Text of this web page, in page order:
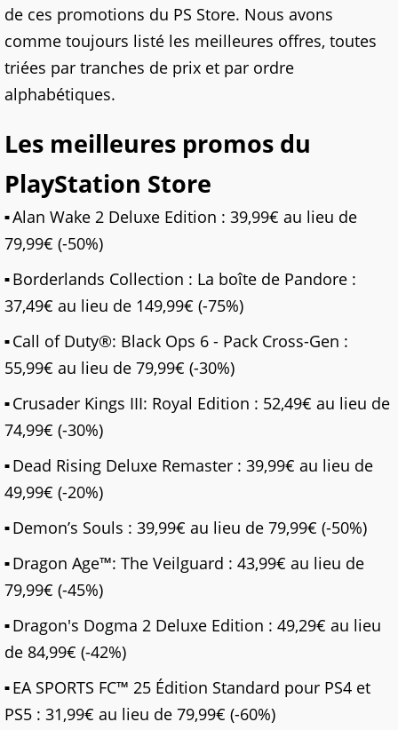
de ces promotions du PS Store. Nous avons
comme toujours listé les meilleures offres, toutes
triées par tranches de prix et par ordre
alphabétiques.
Les meilleures promos du
PlayStation Store
Alan Wake 2 Deluxe Edition : 39,99€ au lieu de
79,99€ (-50%)
Borderlands Collection : La boîte de Pandore :
37,49€ au lieu de 149,99€ (-75%)
Call of Duty®: Black Ops 6 - Pack Cross-Gen :
55,99€ au lieu de 79,99€ (-30%)
Crusader Kings III: Royal Edition : 52,49€ au lieu de
74,99€ (-30%)
Dead Rising Deluxe Remaster : 39,99€ au lieu de
49,99€ (-20%)
Demon’s Souls : 39,99€ au lieu de 79,99€ (-50%)
Dragon Age™: The Veilguard : 43,99€ au lieu de
79,99€ (-45%)
Dragon's Dogma 2 Deluxe Edition : 49,29€ au lieu
de 84,99€ (-42%)
EA SPORTS FC™ 25 Édition Standard pour PS4 et
PS5 : 31,99€ au lieu de 79,99€ (-60%)